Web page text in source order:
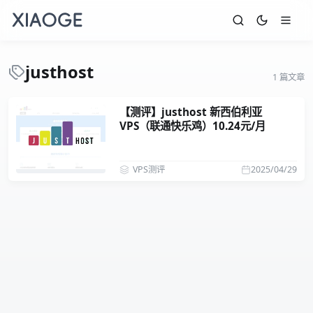
justhost 1 篇文章
【测评】justhost 新西伯利亚
VPS（联通快乐鸡）10.24元/月
2025/04/29
VPS测评